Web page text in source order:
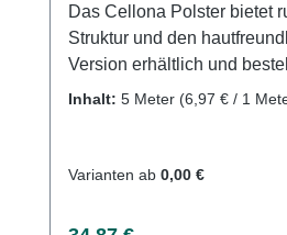
Das Cellona Polster bietet
Struktur und den
Version erhältlich und besteht aus 50% Polyester,
uns und profitieren Sie von
Inhalt: 5 Meter (6,97 € / 1
Varianten ab 0,00 €